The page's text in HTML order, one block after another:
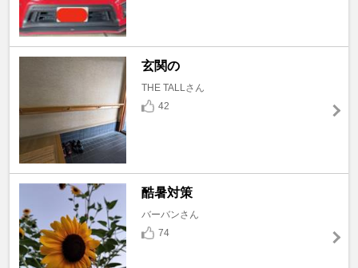
玄関の
THE TALLさん
42
酷暑対策
バーバンさん
74